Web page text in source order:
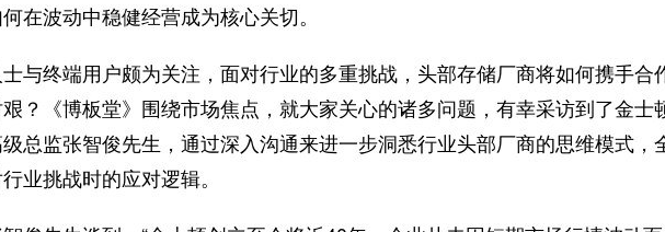
在波动中稳健经营成为核心关切。
与终端用户颇为关注，面对行业的多重挑战，头部存储厂商将如何携手合
？《博板堂》围绕市场焦点，就大家关心的诸多问题，有幸采访到了金士
总监张智俊先生，通过深入沟通来进一步洞悉行业头部厂商的思维模式，
业挑战时的应对逻辑。